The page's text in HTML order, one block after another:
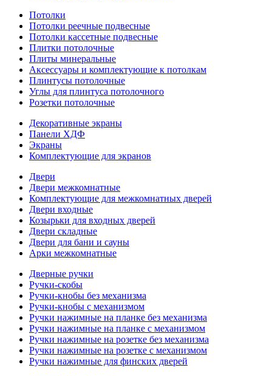
Потолки
Потолки реечные подвесные
Потолки кассетные подвесные
Плитки потолочные
Плиты минеральные
Аксессуары и комплектующие к потолкам
Плинтусы потолочные
Углы для плинтуса потолочного
Розетки потолочные
Декоративные экраны
Панели ХДФ
Экраны
Комплектующие для экранов
Двери
Двери межкомнатные
Комплектующие для межкомнатных дверей
Двери входные
Козырьки для входных дверей
Двери складные
Двери для бани и сауны
Арки межкомнатные
Дверные ручки
Ручки-скобы
Ручки-кнобы без механизма
Ручки-кнобы с механизмом
Ручки нажимные на планке без механизма
Ручки нажимные на планке с механизмом
Ручки нажимные на розетке без механизма
Ручки нажимные на розетке с механизмом
Ручки нажимные для финских дверей